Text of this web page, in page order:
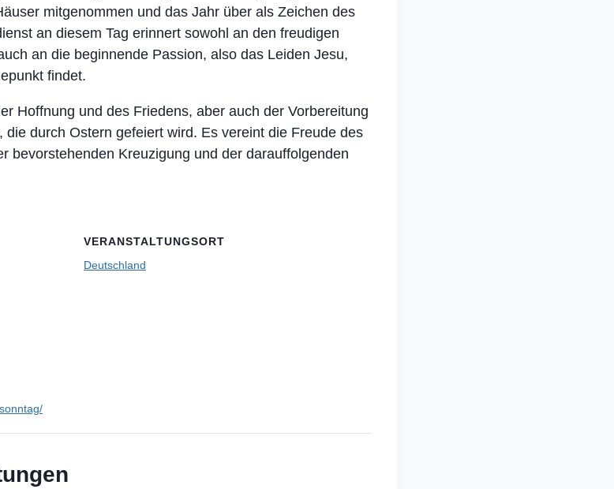
mitgenommen und das Jahr über als Zeichen des
an diesem Tag erinnert sowohl an den freudigen
an die beginnende Passion, also das Leiden Jesu,
findet.
Hoffnung und des Friedens, aber auch der Vorbereitung
durch Ostern gefeiert wird. Es vereint die Freude des
bevorstehenden Kreuzigung und der darauffolgenden
VERANSTALTUNGSORT
Deutschland